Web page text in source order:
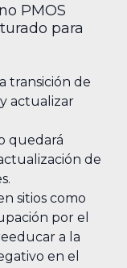
PMOS
para
transición de
actualizar
quedará
de
sitios como
por el
a la
en el